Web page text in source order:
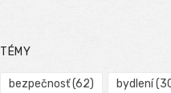
TÉMY
bezpečnosť(62) bydlení